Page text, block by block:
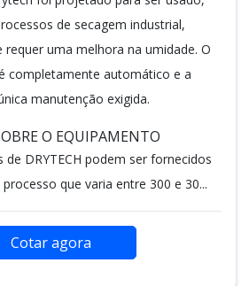
de secagem industrial,
uma melhora na umidade. O
completamente automático e a
manutenção exigida.
O EQUIPAMENTO
DRYTECH podem ser fornecidos
que varia entre 300 e 30...
Cotar agora